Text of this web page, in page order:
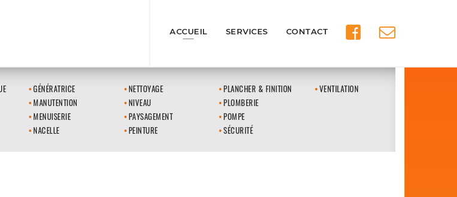
ACCUEIL SERVICES CONTACT
GÉNÉRATRICE
MANUTENTION
MENUISERIE
NACELLE
NETTOYAGE
NIVEAU
PAYSAGEMENT
PEINTURE
PLANCHER & FINITION
PLOMBERIE
POMPE
SÉCURITÉ
VENTILATION